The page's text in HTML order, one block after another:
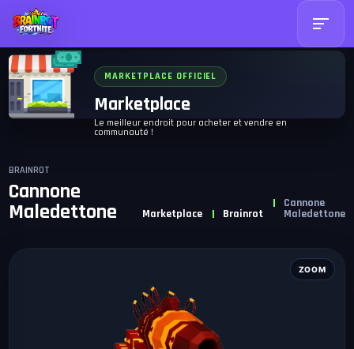
MARKETPLACE OFFICIEL
Marketplace
Le meilleur endroit pour acheter et vendre en
communauté !
BRAINROT
Cannone
Maledettone Marketplace Brainrot
Cannone
Maledettone